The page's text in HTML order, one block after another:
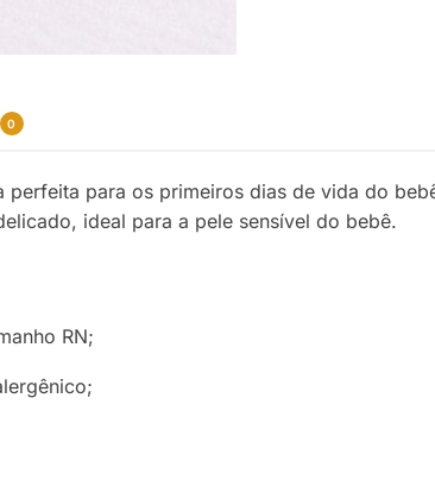
0
perfeita para os primeiros dias de vida do
ideal para a pele sensível do bebê.
RN;